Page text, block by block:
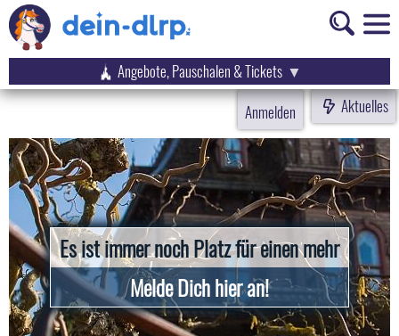
Angebote, Pauschalen & Tickets
Anmelden
Aktuelles
Es ist immer noch Platz für einen mehr
Melde Dich hier an!